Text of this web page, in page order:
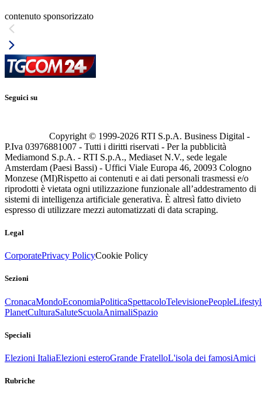
contenuto sponsorizzato
Seguici su
Copyright © 1999-2026 RTI S.p.A. Business Digital -
P.Iva 03976881007 - Tutti i diritti riservati - Per la pubblicità
Mediamond S.p.A. - RTI S.p.A., Mediaset N.V., sede legale
Amsterdam (Paesi Bassi) - Uffici Viale Europa 46, 20093 Cologno
Monzese (MI)Rispetto ai contenuti e ai dati personali trasmessi e/o
riprodotti è vietata ogni utilizzazione funzionale all’addestramento di
sistemi di intelligenza artificiale generativa. È altresì fatto divieto
espresso di utilizzare mezzi automatizzati di data scraping.
Legal
CorporatePrivacy PolicyCookie Policy
Sezioni
CronacaMondoEconomiaPoliticaSpettacoloTelevisionePeople
PlanetCulturaSaluteScuolaAnimaliSpazio
Speciali
Elezioni ItaliaElezioni esteroGrande FratelloL'isola dei famosiAmici
Rubriche